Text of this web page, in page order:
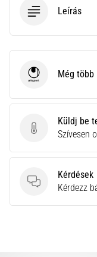
Leírás
Küldj be
Küldj be
Szívesen
Kérdések
Kérdések
Kérdezz
UhlsportMég több